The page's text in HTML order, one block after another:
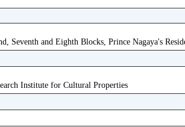
Seventh and Eighth Blocks, Prince Nagaya's
Institute for Cultural Properties